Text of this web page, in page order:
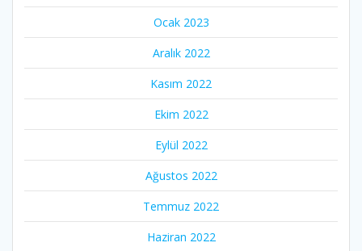
Ocak 2023
Aralık 2022
Kasım 2022
Ekim 2022
Eylül 2022
Ağustos 2022
Temmuz 2022
Haziran 2022